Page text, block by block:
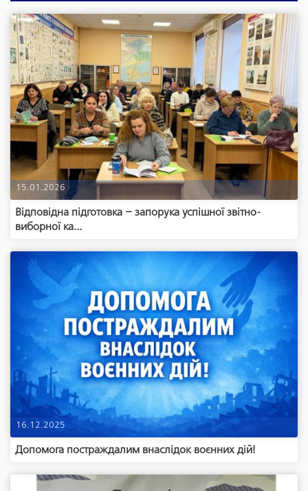
15.01.2026
Відповідна підготовка – запорука успішної звітно-
виборної ка...
16.12.2025
Допомога постраждалим внаслідок воєнних дій!